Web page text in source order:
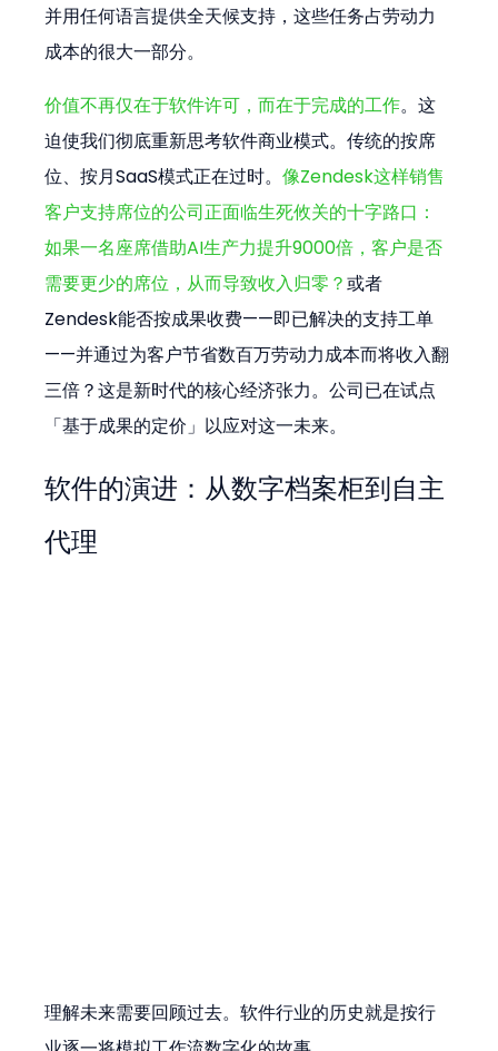
并用任何语言提供全天候支持，这些任务占劳动力
成本的很大一部分。
价值不再仅在于软件许可，而在于完成的工作。这
迫使我们彻底重新思考软件商业模式。传统的按席
位、按月SaaS模式正在过时。像Zendesk这样销售
客户支持席位的公司正面临生死攸关的十字路口：
如果一名座席借助AI生产力提升9000倍，客户是否
需要更少的席位，从而导致收入归零？或者
Zendesk能否按成果收费——即已解决的支持工单
——并通过为客户节省数百万劳动力成本而将收入翻
三倍？这是新时代的核心经济张力。公司已在试点
「基于成果的定价」以应对这一未来。
软件的演进：从数字档案柜到自主
代理
理解未来需要回顾过去。软件行业的历史就是按行